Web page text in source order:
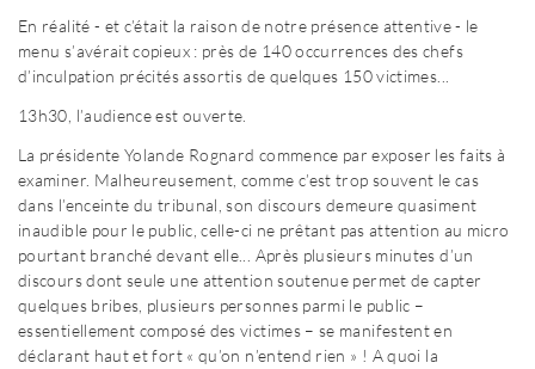
En réalité - et c’était la raison de notre présence attentive - le
menu s’avérait copieux : près de 140 occurrences des chefs
d’inculpation précités assortis de quelques 150 victimes...
13h30, l’audience est ouverte.
La présidente Yolande Rognard commence par exposer les faits à
examiner. Malheureusement, comme c’est trop souvent le cas
dans l’enceinte du tribunal, son discours demeure quasiment
inaudible pour le public, celle-ci ne prêtant pas attention au micro
pourtant branché devant elle... Après plusieurs minutes d’un
discours dont seule une attention soutenue permet de capter
quelques bribes, plusieurs personnes parmi le public –
essentiellement composé des victimes – se manifestent en
déclarant haut et fort « qu’on n’entend rien » ! A quoi la